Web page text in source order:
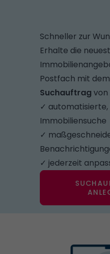
Schneller zur
Erhalte die
Postfach mit dem
Suchauftrag von
✓ automatisierte,
Immobiliensuche
✓
✓ jederzeit